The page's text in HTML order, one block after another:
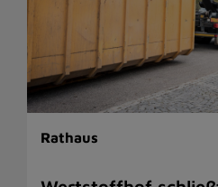
Rathaus